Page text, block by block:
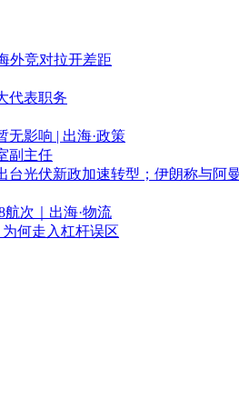
外竞对拉开差距
代表职务
无影响 | 出海·政策
副主任
光伏新政加速转型；伊朗称与阿
次｜出海·物流
何走入杠杆误区